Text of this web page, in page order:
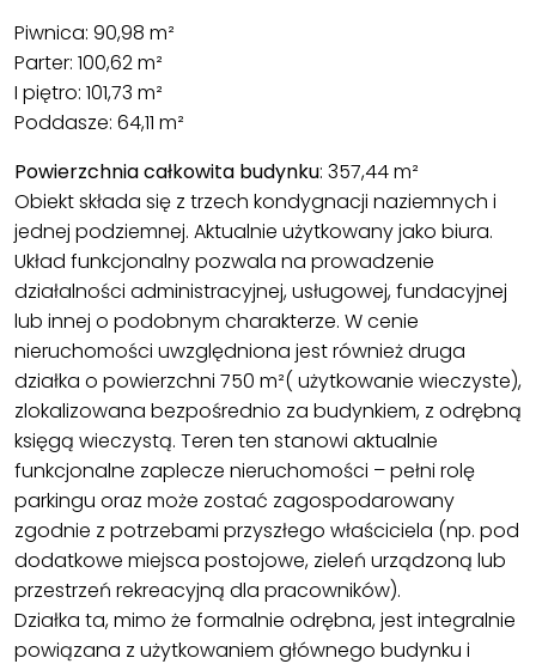
Piwnica: 90,98 m²
Parter: 100,62 m²
I piętro: 101,73 m²
Poddasze: 64,11 m²
Powierzchnia całkowita budynku: 357,44 m²
Obiekt składa się z trzech kondygnacji naziemnych i
jednej podziemnej. Aktualnie użytkowany jako biura.
Układ funkcjonalny pozwala na prowadzenie
działalności administracyjnej, usługowej, fundacyjnej
lub innej o podobnym charakterze. W cenie
nieruchomości uwzględniona jest również druga
działka o powierzchni 750 m²( użytkowanie wieczyste),
zlokalizowana bezpośrednio za budynkiem, z odrębną
księgą wieczystą. Teren ten stanowi aktualnie
funkcjonalne zaplecze nieruchomości – pełni rolę
parkingu oraz może zostać zagospodarowany
zgodnie z potrzebami przyszłego właściciela (np. pod
dodatkowe miejsca postojowe, zieleń urządzoną lub
przestrzeń rekreacyjną dla pracowników).
Działka ta, mimo że formalnie odrębna, jest integralnie
powiązana z użytkowaniem głównego budynku i